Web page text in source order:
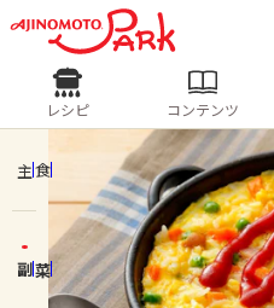
ログインするとレ
ログイン
ホーム
レシピ
人気の食材・レシピ
きゅうり なす
レシピ コンテンツ
主食
副菜